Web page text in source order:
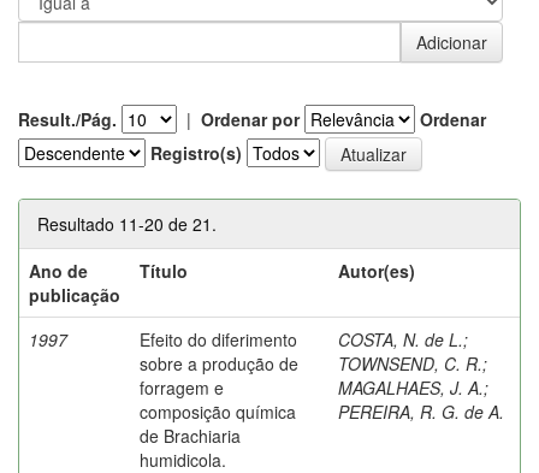
Result./Pág. | Ordenar por
Ordenar
Registro(s)
Resultado 11-20 de 21.
Ano de
publicação
Título Autor(es)
1997
Efeito do diferimento
sobre a produção de
forragem e
composição química
de Brachiaria
humidicola.
COSTA, N. de L.;
TOWNSEND, C. R.;
MAGALHAES, J. A.;
PEREIRA, R. G. de A.